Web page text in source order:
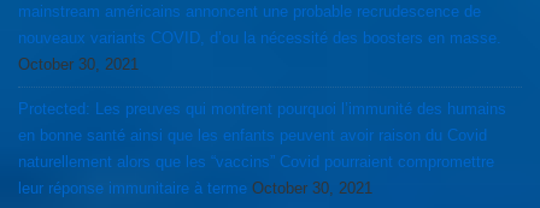
mainstream américains annoncent une probable recrudescence de
nouveaux variants COVID, d’ou la nécessité des boosters en masse.
October 30, 2021
Protected: Les preuves qui montrent pourquoi l’immunité des humains
en bonne santé ainsi que les enfants peuvent avoir raison du Covid
naturellement alors que les “vaccins” Covid pourraient compromettre
leur réponse immunitaire à terme October 30, 2021